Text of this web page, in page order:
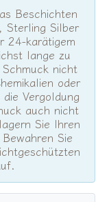
Beschichten
Sterling Silber
24-karätigem
lange zu
nicht
oder
Vergoldung
auch nicht
Sie Ihren
Sie